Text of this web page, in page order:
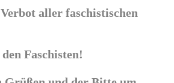
aller faschistischen
Faschisten!